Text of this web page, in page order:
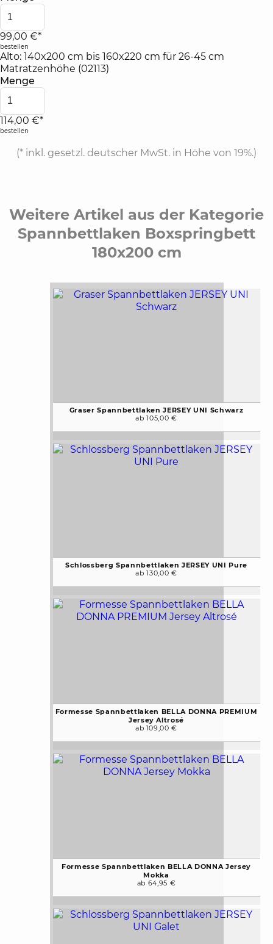
99,00 €*
bestellen
Alto: 140x200 cm bis 160x220 cm für 26-45 cm
Matratzenhöhe (02113)
Menge
114,00 €*
bestellen
(* inkl. gesetzl. deutscher MwSt. in Höhe von 19%.)
Weitere Artikel aus der Kategorie
Spannbettlaken Boxspringbett
180x200 cm
Graser Spannbettlaken JERSEY UNI Schwarz
ab 105,00 €
Schlossberg Spannbettlaken JERSEY UNI Pure
ab 130,00 €
Formesse Spannbettlaken BELLA DONNA PREMIUM
Jersey Altrosé
ab 109,00 €
Formesse Spannbettlaken BELLA DONNA Jersey
Mokka
ab 64,95 €